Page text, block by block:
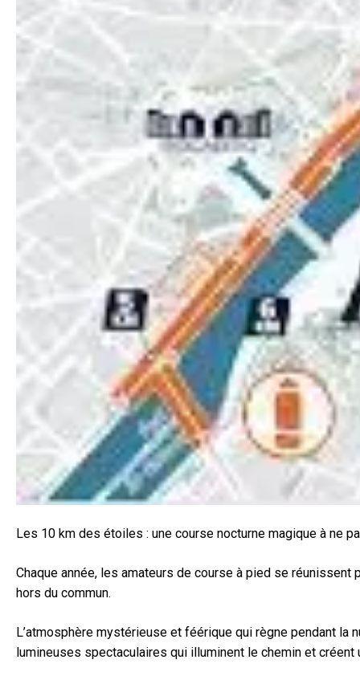
Les 10 km des étoiles : une course nocturne magique à ne
Chaque année, les amateurs de course à pied se
hors du commun.
L’atmosphère mystérieuse et féérique qui règne pendant
lumineuses spectaculaires qui illuminent le chemin et créent